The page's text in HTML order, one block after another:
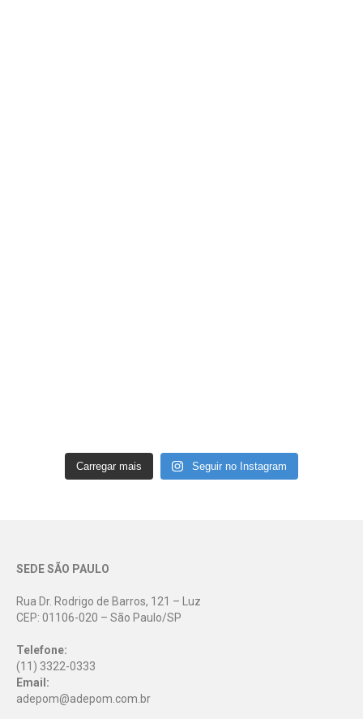
Carregar mais Seguir no Instagram
SEDE SÃO PAULO
Rua Dr. Rodrigo de Barros, 121 – Luz
CEP: 01106-020 – São Paulo/SP
Telefone:
(11) 3322-0333
Email:
adepom@adepom.com.br